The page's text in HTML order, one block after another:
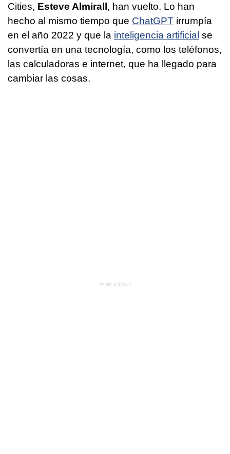
Cities, Esteve Almirall, han vuelto. Lo han
hecho al mismo tiempo que ChatGPT irrumpía
en el año 2022 y que la inteligencia artificial se
convertía en una tecnología, como los teléfonos,
las calculadoras e internet, que ha llegado para
cambiar las cosas.